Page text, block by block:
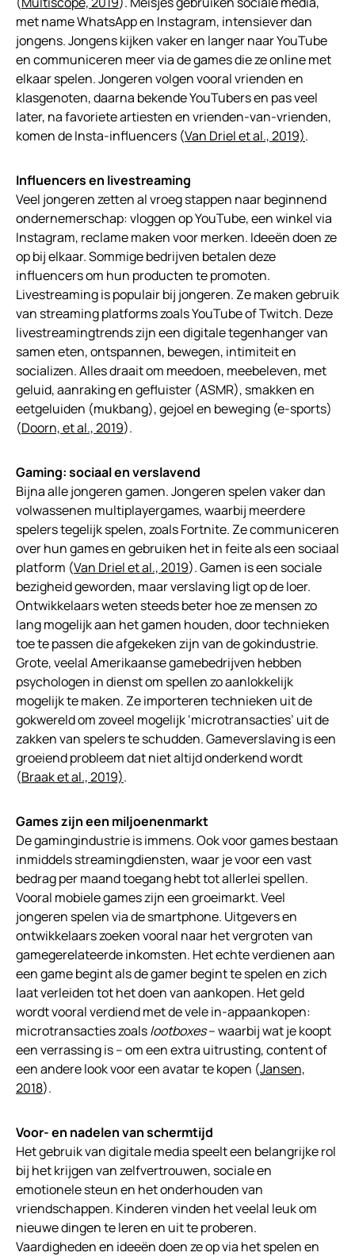
met name WhatsApp en Instagram, intensiever dan
jongens. Jongens kijken vaker en langer naar YouTube
en communiceren meer via de games die ze online met
elkaar spelen. Jongeren volgen vooral vrienden en
klasgenoten, daarna bekende YouTubers en pas veel
later, na favoriete artiesten en vrienden-van-vrienden,
komen de Insta-influencers (Van Driel et al., 2019).
Influencers en livestreaming
Veel jongeren zetten al vroeg stappen naar beginnend
ondernemerschap: vloggen op YouTube, een winkel via
Instagram, reclame maken voor merken. Ideeën doen ze
op bij elkaar. Sommige bedrijven betalen deze
influencers om hun producten te promoten.
Livestreaming is populair bij jongeren. Ze maken gebruik
van streaming platforms zoals YouTube of Twitch. Deze
livestreamingtrends zijn een digitale tegenhanger van
samen eten, ontspannen, bewegen, intimiteit en
socializen. Alles draait om meedoen, meebeleven, met
geluid, aanraking en gefluister (ASMR), smakken en
eetgeluiden (mukbang), gejoel en beweging (e-sports)
(Doorn, et al., 2019).
Gaming: sociaal en verslavend
Bijna alle jongeren gamen. Jongeren spelen vaker dan
volwassenen multiplayergames, waarbij meerdere
spelers tegelijk spelen, zoals Fortnite. Ze communiceren
over hun games en gebruiken het in feite als een sociaal
platform (Van Driel et al., 2019). Gamen is een sociale
bezigheid geworden, maar verslaving ligt op de loer.
Ontwikkelaars weten steeds beter hoe ze mensen zo
lang mogelijk aan het gamen houden, door technieken
toe te passen die afgekeken zijn van de gokindustrie.
Grote, veelal Amerikaanse gamebedrijven hebben
psychologen in dienst om spellen zo aanlokkelijk
mogelijk te maken. Ze importeren technieken uit de
gokwereld om zoveel mogelijk ‘microtransacties’ uit de
zakken van spelers te schudden. Gameverslaving is een
groeiend probleem dat niet altijd onderkend wordt
(Braak et al., 2019).
Games zijn een miljoenenmarkt
De gamingindustrie is immens. Ook voor games bestaan
inmiddels streamingdiensten, waar je voor een vast
bedrag per maand toegang hebt tot allerlei spellen.
Vooral mobiele games zijn een groeimarkt. Veel
jongeren spelen via de smartphone. Uitgevers en
ontwikkelaars zoeken vooral naar het vergroten van
gamegerelateerde inkomsten. Het echte verdienen aan
een game begint als de gamer begint te spelen en zich
laat verleiden tot het doen van aankopen. Het geld
wordt vooral verdiend met de vele in-appaankopen:
microtransacties zoalslootboxes– waarbij wat je koopt
een verrassing is – om een extra uitrusting, content of
een andere look voor een avatar te kopen (Jansen,
2018).
Voor- en nadelen van schermtijd
Het gebruik van digitale media speelt een belangrijke rol
bij het krijgen van zelfvertrouwen, sociale en
emotionele steun en het onderhouden van
vriendschappen. Kinderen vinden het veelal leuk om
nieuwe dingen te leren en uit te proberen.
Vaardigheden en ideeën doen ze op via het spelen en